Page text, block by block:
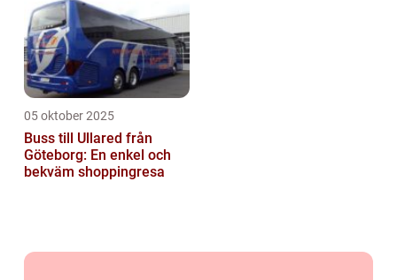
05 oktober 2025
Buss till Ullared från
Göteborg: En enkel och
bekväm shoppingresa